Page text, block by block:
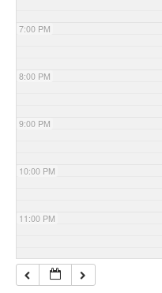
7:00 PM
8:00 PM
9:00 PM
10:00 PM
11:00 PM